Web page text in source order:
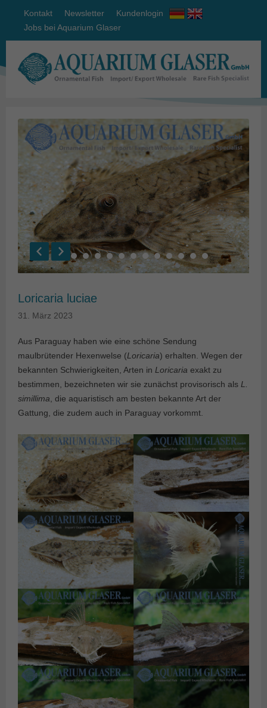
Kontakt Newsletter
Kundenlogin
Jobs bei Aquarium Glaser
Loricaria luciae
31. März 2023
Aus Paraguay haben wie eine schöne Sendung
maulbrütender Hexenwelse (Loricaria) erhalten. Wegen der
bekannten Schwierigkeiten, Arten in Loricaria exakt zu
bestimmen, bezeichneten wir sie zunächst provisorisch als L.
simillima , die aquaristisch am besten bekannte Art der
Gattung, die zudem auch in Paraguay vorkommt.